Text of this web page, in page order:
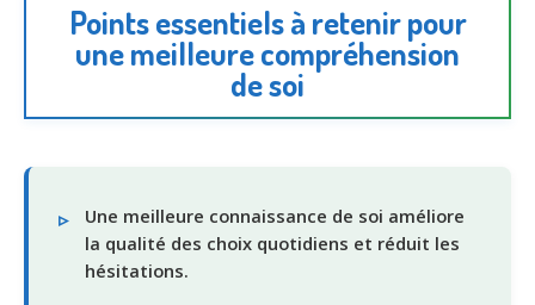
Points essentiels à retenir pour
une meilleure compréhension
de soi
Une meilleure connaissance de soi améliore
la qualité des choix quotidiens et réduit les
hésitations.